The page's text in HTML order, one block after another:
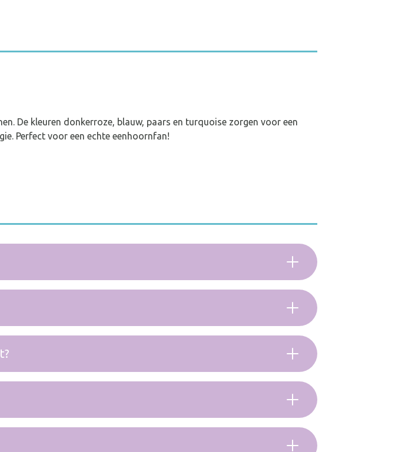
De kleuren donkerroze, blauw, paars en turquoise zorgen voor een
Perfect voor een echte eenhoornfan!